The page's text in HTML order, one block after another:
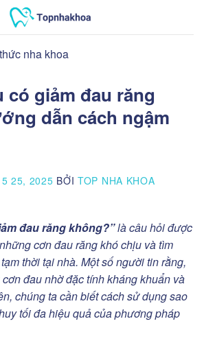
nha khoa
giảm đau răng
dẫn cách ngậm
25, 2025 BỞITOP NHA KHOA
đau răng không?”là câu hỏi được
cơn đau răng khó chịu và tìm
thời tại nhà. Một số người tin rằng,
đau nhờ đặc tính kháng khuẩn và
chúng ta cần biết cách sử dụng sao
tối đa hiệu quả của phương pháp